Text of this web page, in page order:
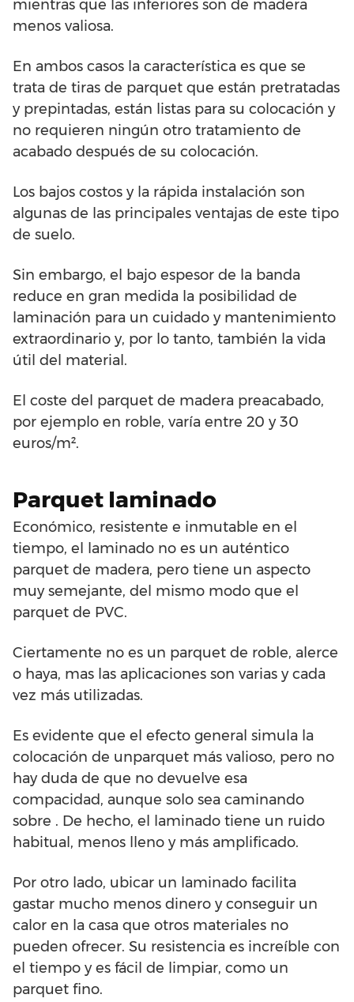
mientras que las inferiores son de madera
menos valiosa.
En ambos casos la característica es que se
trata de tiras de parquet que están pretratadas
y prepintadas, están listas para su colocación y
no requieren ningún otro tratamiento de
acabado después de su colocación.
Los bajos costos y la rápida instalación son
algunas de las principales ventajas de este tipo
de suelo.
Sin embargo, el bajo espesor de la banda
reduce en gran medida la posibilidad de
laminación para un cuidado y mantenimiento
extraordinario y, por lo tanto, también la vida
útil del material.
El coste del parquet de madera preacabado,
por ejemplo en roble, varía entre 20 y 30
euros/m².
Parquet laminado
Económico, resistente e inmutable en el
tiempo, el laminado no es un auténtico
parquet de madera, pero tiene un aspecto
muy semejante, del mismo modo que el
parquet de PVC.
Ciertamente no es un parquet de roble, alerce
o haya, mas las aplicaciones son varias y cada
vez más utilizadas.
Es evidente que el efecto general simula la
colocación de unparquet más valioso, pero no
hay duda de que no devuelve esa
compacidad, aunque solo sea caminando
sobre . De hecho, el laminado tiene un ruido
habitual, menos lleno y más amplificado.
Por otro lado, ubicar un laminado facilita
gastar mucho menos dinero y conseguir un
calor en la casa que otros materiales no
pueden ofrecer. Su resistencia es increíble con
el tiempo y es fácil de limpiar, como un
parquet fino.